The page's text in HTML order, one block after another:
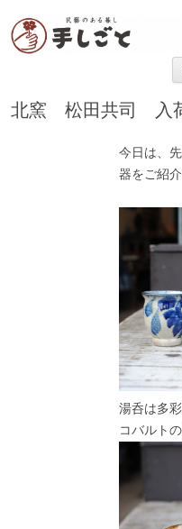
“民芸のある暮し
「手しごと」は陶磁器、木工品
品を取り扱う、”民藝
北窯 松田共司 入
今日は、
器をご紹介
湯呑は多
コバルト